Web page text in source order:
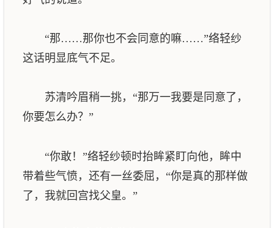
“那……那你也不会同意的嘛……”络轻纱
这话明显底气不足。
苏清吟眉稍一挑，“那万一我要是同意了，
你要怎么办？”
“你敢！”络轻纱顿时抬眸紧盯向他，眸中
带着些气愤，还有一丝委屈，“你是真的那样做
了，我就回宫找父皇。”